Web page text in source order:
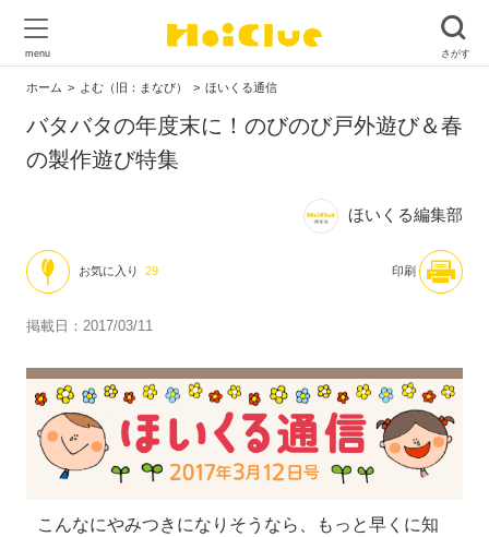
ホーム よむ（旧：まなび） ほいくる通信
バタバタの年度末に！のびのび戸外遊び＆春
の製作遊び特集
ほいくる編集部
お気に入り 29 印刷
掲載日：2017/03/11
こんなにやみつきになりそうなら、もっと早くに知